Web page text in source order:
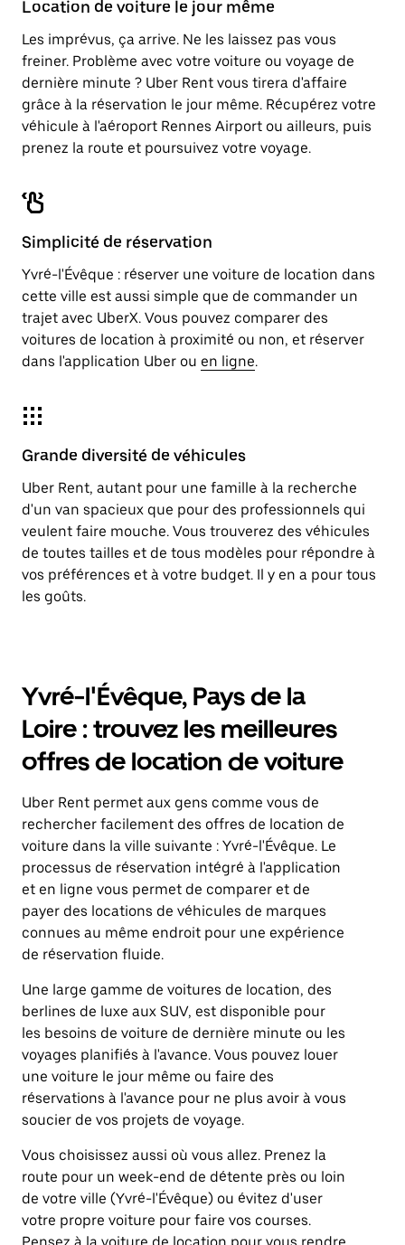
le
Location de voiture le jour même
Les imprévus, ça arrive. Ne les laissez pas vous
freiner. Problème avec votre voiture ou voyage de
dernière minute ? Uber Rent vous tirera d'affaire
grâce à la réservation le jour même. Récupérez votre
véhicule à l'aéroport Rennes Airport ou ailleurs, puis
prenez la route et poursuivez votre voyage.
Simplicité de réservation
Yvré-l'Évêque : réserver une voiture de location dans
cette ville est aussi simple que de commander un
trajet avec UberX. Vous pouvez comparer des
voitures de location à proximité ou non, et réserver
dans l'application Uber ou en ligne.
Grande diversité de véhicules
Uber Rent, autant pour une famille à la recherche
d'un van spacieux que pour des professionnels qui
veulent faire mouche. Vous trouverez des véhicules
de toutes tailles et de tous modèles pour répondre à
vos préférences et à votre budget. Il y en a pour tous
les goûts.
Yvré-l'Évêque, Pays de la
Loire : trouvez les meilleures
offres de location de voiture
Uber Rent permet aux gens comme vous de
rechercher facilement des offres de location de
voiture dans la ville suivante : Yvré-l'Évêque. Le
processus de réservation intégré à l'application
et en ligne vous permet de comparer et de
payer des locations de véhicules de marques
connues au même endroit pour une expérience
de réservation fluide.
Une large gamme de voitures de location, des
berlines de luxe aux SUV, est disponible pour
les besoins de voiture de dernière minute ou les
voyages planifiés à l'avance. Vous pouvez louer
une voiture le jour même ou faire des
réservations à l'avance pour ne plus avoir à vous
soucier de vos projets de voyage.
Vous choisissez aussi où vous allez. Prenez la
route pour un week-end de détente près ou loin
de votre ville (Yvré-l'Évêque) ou évitez d'user
votre propre voiture pour faire vos courses.